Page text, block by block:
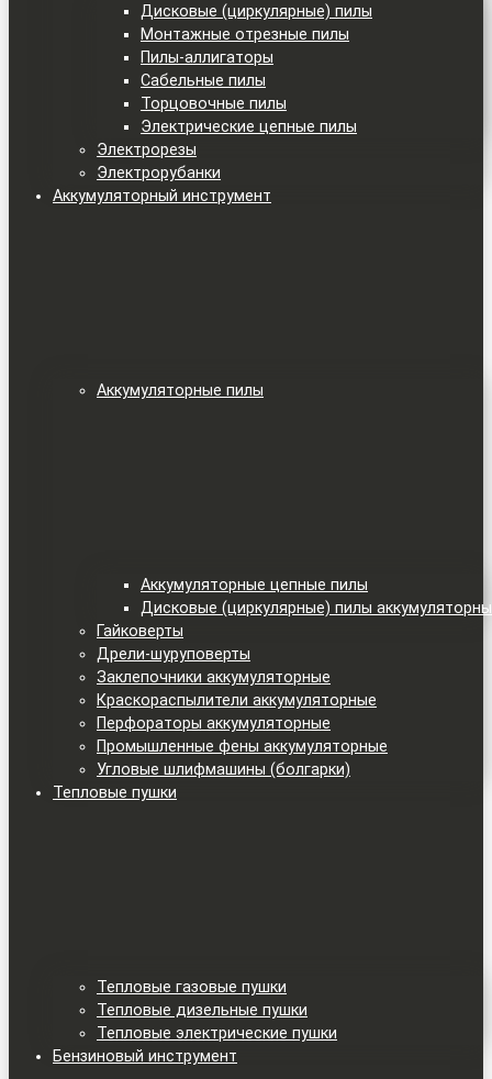
Дисковые (циркулярные) пилы
Монтажные отрезные пилы
Пилы-аллигаторы
Сабельные пилы
Торцовочные пилы
Электрические цепные пилы
Электрорезы
Электрорубанки
Аккумуляторный инструмент
Аккумуляторные пилы
Аккумуляторные цепные пилы
Дисковые (циркулярные) пилы
Гайковерты
Дрели-шуруповерты
Заклепочники аккумуляторные
Краскораспылители аккумуляторные
Перфораторы аккумуляторные
Промышленные фены аккумуляторные
Угловые шлифмашины (болгарки)
Тепловые пушки
Тепловые газовые пушки
Тепловые дизельные пушки
Тепловые электрические пушки
Бензиновый инструмент